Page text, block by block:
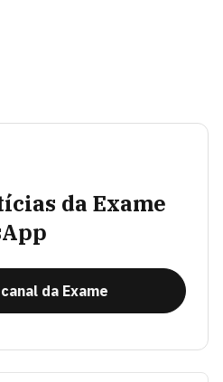
da Exame
da Exame